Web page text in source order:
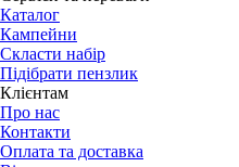
Каталог
Кампейни
Скласти набір
Підібрати пензлик
Клієнтам
Про нас
Контакти
Оплата та доставка